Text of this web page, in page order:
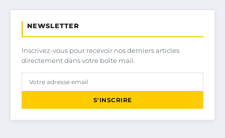
NEWSLETTER
Inscrivez-vous pour recevoir nos derniers articles
directement dans votre boîte mail.
S'INSCRIRE